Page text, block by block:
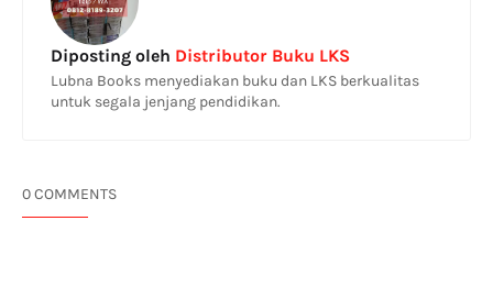
Diposting oleh Distributor Buku LKS
Lubna Books menyediakan buku dan LKS berkualitas
untuk segala jenjang pendidikan.
0 COMMENTS